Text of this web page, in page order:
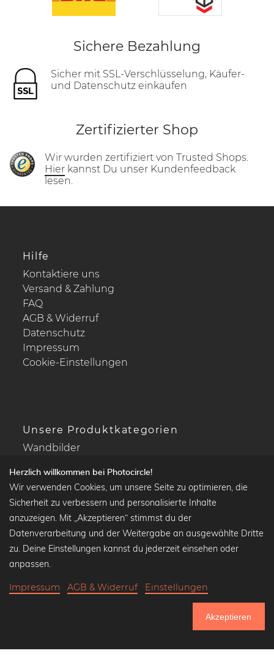
Sichere Bezahlung
Sicher mit SSL-Verschlüsselung, Käufer-
und Datenschutz einkaufen
Zertifizierter Shop
Wir wurden zertifiziert von Trusted Shops.
Hier kannst Du unser Kundenfeedback
lesen.
Hilfe
Kontaktiere uns
Versand & Zahlung
FAQ
AGB & Widerruf
Datenschutz
Impressum
Cookie-Einstellungen
Unsere Produktkategorien
Wandbilder
Kalender
Beliebte Kollektionen
Wandbilder in schwarz-weiß
Klassiker der Kunstgeschichte
Herzlich willkommen bei Photocircle!
Wir verwenden Cookies, um unsere Seite zu optimieren, die
Sicherheit zu verbessern und personalisierte Inhalte
anzuzeigen. Mit „Akzeptieren“ stimmst du der
Datenverarbeitung und der Weitergabe an ausgewählte Dritte
zu. Deine Einstellungen kannst du jederzeit einsehen oder
anpassen.
Impressum AGB & Widerruf Einstellungen
Akzeptieren